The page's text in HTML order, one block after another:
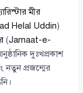
মীর
Helal Uddin)
(Jamaat-e-
দুঃখপ্রকাশ
নতুন প্রজন্মের